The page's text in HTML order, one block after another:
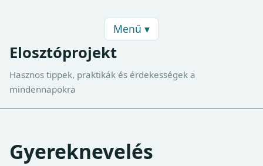
Menü ▾
Elosztóprojekt
Hasznos tippek, praktikák és érdekességek a
mindennapokra
Gyereknevelés